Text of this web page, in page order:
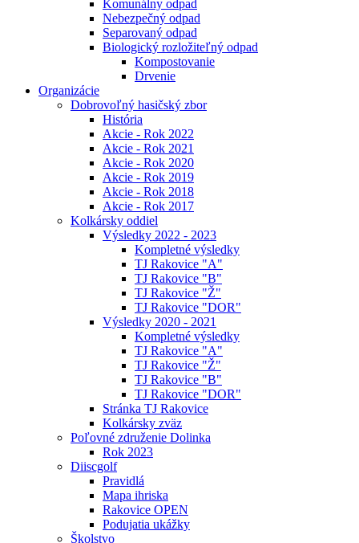
Komunálny odpad
Nebezpečný odpad
Separovaný odpad
Biologický rozložiteľný odpad
Kompostovanie
Drvenie
Organizácie
Dobrovoľný hasičský zbor
História
Akcie - Rok 2022
Akcie - Rok 2021
Akcie - Rok 2020
Akcie - Rok 2019
Akcie - Rok 2018
Akcie - Rok 2017
Kolkársky oddiel
Výsledky 2022 - 2023
Kompletné výsledky
TJ Rakovice "A"
TJ Rakovice "B"
TJ Rakovice "Ž"
TJ Rakovice "DOR"
Výsledky 2020 - 2021
Kompletné výsledky
TJ Rakovice "A"
TJ Rakovice "Ž"
TJ Rakovice "B"
TJ Rakovice "DOR"
Stránka TJ Rakovice
Kolkársky zväz
Poľovné združenie Dolinka
Rok 2023
Diiscgolf
Pravidlá
Mapa ihriska
Rakovice OPEN
Podujatia ukážky
Školstvo